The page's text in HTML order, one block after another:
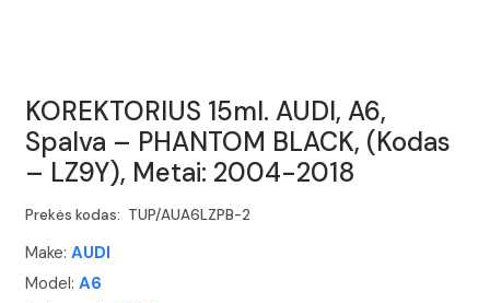
KOREKTORIUS 15ml. AUDI, A6,
Spalva – PHANTOM BLACK, (Kodas
– LZ9Y), Metai: 2004-2018
Prekės kodas: TUP/AUA6LZPB-2
Make: AUDI
Model: A6